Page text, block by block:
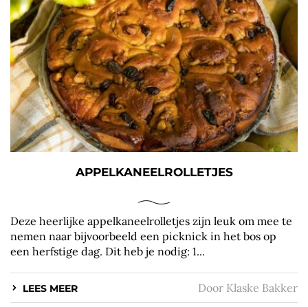
APPELKANEELROLLETJES
Deze heerlijke appelkaneelrolletjes zijn leuk om mee te
nemen naar bijvoorbeeld een picknick in het bos op
een herfstige dag. Dit heb je nodig: 1...
LEES MEER Door Klaske Bakker